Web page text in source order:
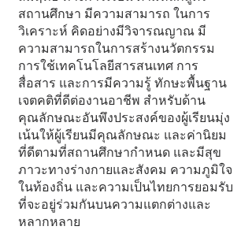
สถานศึกษา มีความสามารถ ในการ
วิเคราะห์ คิดอย่างมีวิจารณญาณ มี
ความสามารถในการสร้างนวัตกรรม
การใช้เทคโนโลยีสารสนเทศ การ
สื่อสาร และการมีความรู้ ทักษะพื้นฐาน
เจตคติที่ดีต่องานอาชีพ สำหรับด้าน
คุณลักษณะอันพึงประสงค์ของผู้เรียนมุ่ง
เน้นให้ผู้เรียนมีคุณลักษณะ และค่านิยม
ที่ดีตามที่สถานศึกษากำหนด และมีสุข
ภาวะทางร่างกายและสังคม ความภูมิใจ
ในท้องถิ่น และความเป็นไทยการยอมรับ
ที่จะอยู่ร่วมกันบนความแตกต่างและ
หลากหลาย